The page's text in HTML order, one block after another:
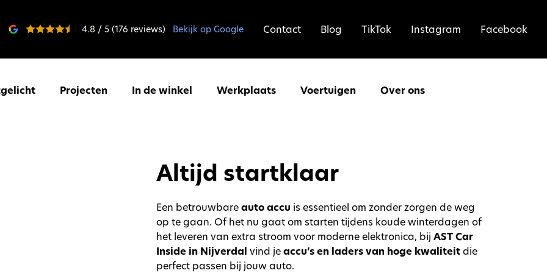
4.8 / 5 (176 reviews) Bekijk op Google Contact Blog TikTok Instagram Facebook
Projecten In de winkel Werkplaats Voertuigen Over ons
Altijd startklaar
Een betrouwbareauto accu is essentieel om zonder zorgen de weg
op te gaan. Of het nu gaat om starten tijdens koude winterdagen of
het leveren van extra stroom voor moderne elektronica, bij AST Car
Inside in Nijverdal vind jeaccu’s en laders van hoge kwaliteitdie
perfect passen bij jouw auto.